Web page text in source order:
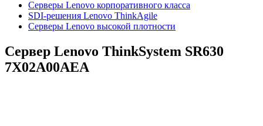
Cерверы Lenovo корпоративного класса
SDI-решения Lenovo ThinkAgile
Серверы Lenovo высокой плотности
Сервер Lenovo ThinkSystem SR630
7X02A00AEA